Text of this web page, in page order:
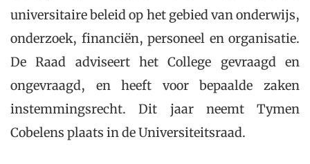
universitaire beleid op het gebied van onderwijs,
onderzoek, financiën, personeel en organisatie.
De Raad adviseert het College gevraagd en
ongevraagd, en heeft voor bepaalde zaken
instemmingsrecht. Dit jaar neemt Tymen
Cobelens plaats in de Universiteitsraad.